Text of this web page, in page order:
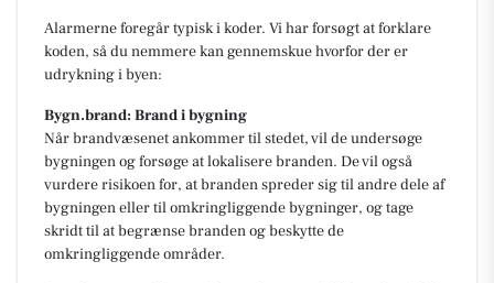
Alarmerne foregår typisk i koder. Vi har forsøgt at forklare
koden, så du nemmere kan gennemskue hvorfor der er
udrykning i byen:
Bygn.brand: Brand i bygning
Når brandvæsenet ankommer til stedet, vil de undersøge
bygningen og forsøge at lokalisere branden. De vil også
vurdere risikoen for, at branden spreder sig til andre dele af
bygningen eller til omkringliggende bygninger, og tage
skridt til at begrænse branden og beskytte de
omkringliggende områder.